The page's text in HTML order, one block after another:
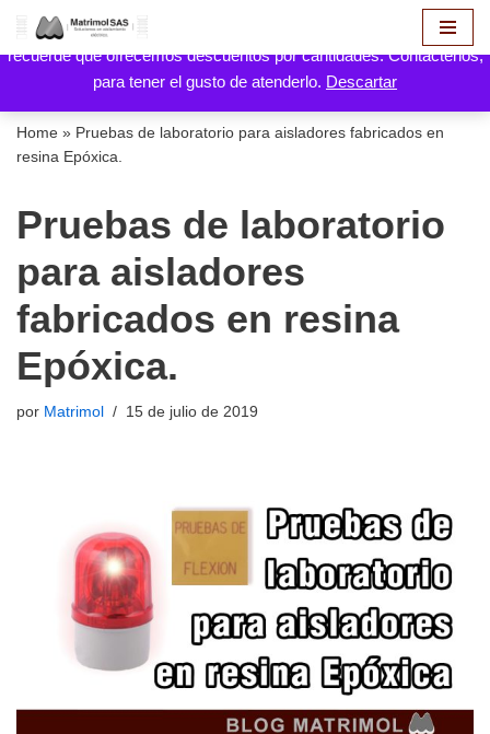
Hola! aquí puede hacer solicitud de cotización de sus productos,
recuerde que ofrecemos descuentos por cantidades. Contáctenos,
para tener el gusto de atenderlo. Descartar
Saltar
contenido
Home » Pruebas de laboratorio para aisladores fabricados en
resina Epóxica.
Pruebas de laboratorio
para aisladores
fabricados en resina
Epóxica.
por Matrimol 15 de julio de 2019